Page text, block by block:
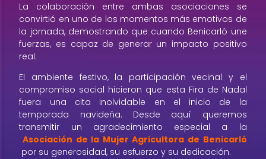
La colaboración entre ambas asociaciones se
convirtió en uno de los momentos más emotivos de
la jornada, demostrando que cuando Benicarló une
fuerzas, es capaz de generar un impacto positivo
real.
El ambiente festivo, la participación vecinal y el
compromiso social hicieron que esta Fira de Nadal
fuera una cita inolvidable en el inicio de la
temporada navideña. Desde aquí queremos
transmitir un agradecimiento especial a la
Asociación de la Mujer Agricultora de Benicarló
por su generosidad, su esfuerzo y su dedicación.